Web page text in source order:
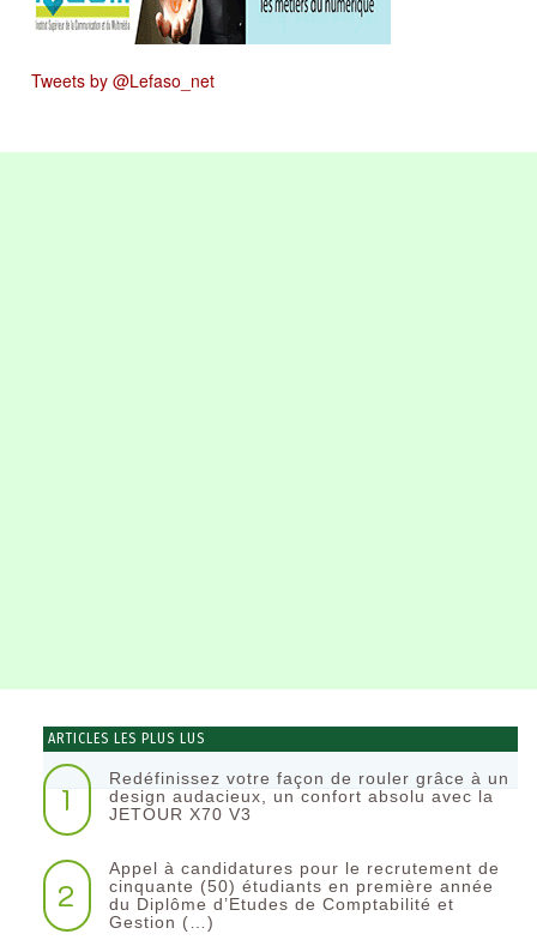
Tweets by @Lefaso_net
ARTICLES LES PLUS LUS
1
Redéfinissez votre façon de rouler grâce à un
design audacieux, un confort absolu avec la
JETOUR X70 V3
2
Appel à candidatures pour le recrutement de
cinquante (50) étudiants en première année
du Diplôme d’Etudes de Comptabilité et
Gestion (…)